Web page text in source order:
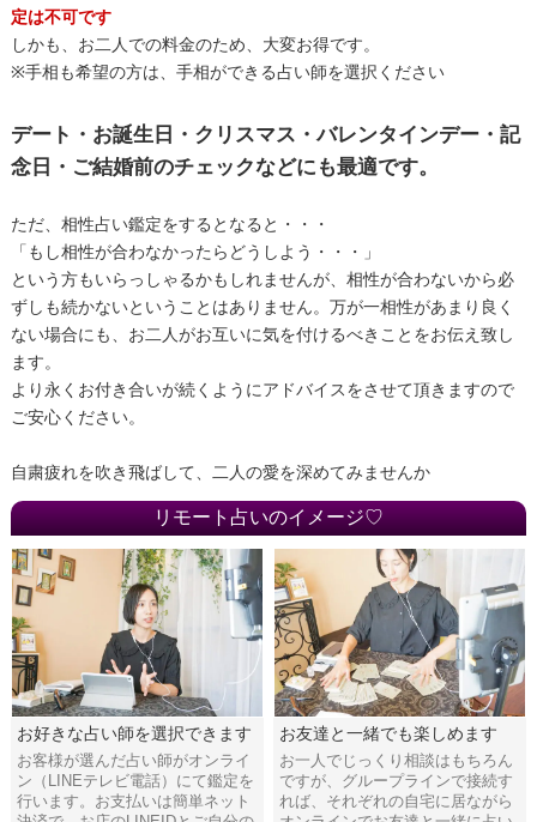
定は不可です
しかも、お二人での料金のため、大変お得です。
※手相も希望の方は、手相ができる占い師を選択ください
デート・お誕生日・クリスマス・バレンタインデー・記
念日・ご結婚前のチェックなどにも最適です。
ただ、相性占い鑑定をするとなると・・・
「もし相性が合わなかったらどうしよう・・・」
という方もいらっしゃるかもしれませんが、相性が合わないから必
ずしも続かないということはありません。万が一相性があまり良く
ない場合にも、お二人がお互いに気を付けるべきことをお伝え致し
ます。
より永くお付き合いが続くようにアドバイスをさせて頂きますので
ご安心ください。
自粛疲れを吹き飛ばして、二人の愛を深めてみませんか
リモート占いのイメージ♡
お好きな占い師を選択できます
お客様が選んだ占い師がオンライ
ン（LINEテレビ電話）にて鑑定を
行います。お支払いは簡単ネット
お友達と一緒でも楽しめます
お一人でじっくり相談はもちろん
ですが、グループラインで接続す
れば、それぞれの自宅に居ながら